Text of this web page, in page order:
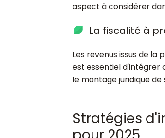
aspect à considérer
La fiscalité à
Les revenus issus de la
est essentiel d'intégrer
le montage juridique de
Stratégies